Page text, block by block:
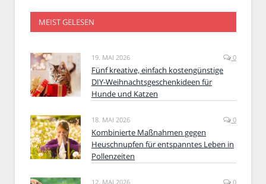
MEIST GELESEN
19. MAI 2026 0
Fünf kreative, einfach kostengünstige
DIY-Weihnachtsgeschenkideen für
Hunde und Katzen
18. MAI 2026 0
Kombinierte Maßnahmen gegen
Heuschnupfen für entspanntes Leben in
Pollenzeiten
12. MAI 2026 0